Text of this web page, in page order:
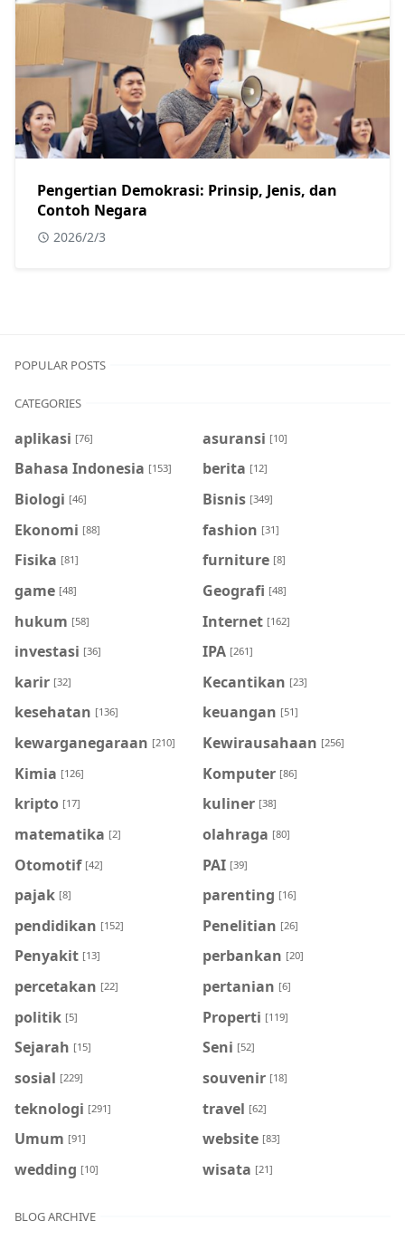
Pengertian Demokrasi: Prinsip, Jenis, dan
Contoh Negara
2026/2/3
POPULAR POSTS
CATEGORIES
aplikasi [76] asuransi [10]
Bahasa Indonesia [153] berita [12]
Biologi [46] Bisnis [349]
Ekonomi [88] fashion [31]
Fisika [81] furniture [8]
game [48] Geografi [48]
hukum [58] Internet [162]
investasi [36] IPA [261]
karir [32] Kecantikan [23]
kesehatan [136] keuangan [51]
kewarganegaraan [210] Kewirausahaan [256]
Kimia [126] Komputer [86]
kripto [17] kuliner [38]
matematika [2] olahraga [80]
Otomotif [42] PAI [39]
pajak [8] parenting [16]
pendidikan [152] Penelitian [26]
Penyakit [13] perbankan [20]
percetakan [22] pertanian [6]
politik [5] Properti [119]
Sejarah [15] Seni [52]
sosial [229] souvenir [18]
teknologi [291] travel [62]
Umum [91] website [83]
wedding [10] wisata [21]
BLOG ARCHIVE